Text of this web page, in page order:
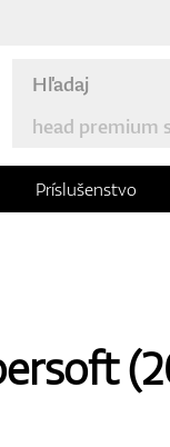
Príslušenstvo